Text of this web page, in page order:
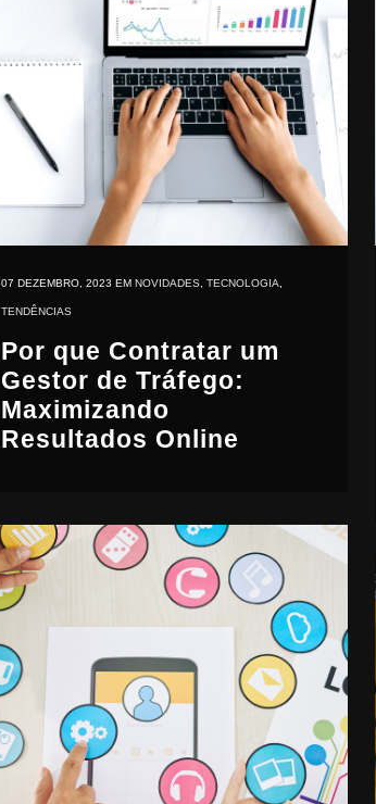
07 DEZEMBRO, 2023 EM NOVIDADES, TECNOLOGIA,
TENDÊNCIAS
Por que Contratar um
Gestor de Tráfego:
Maximizando
Resultados Online